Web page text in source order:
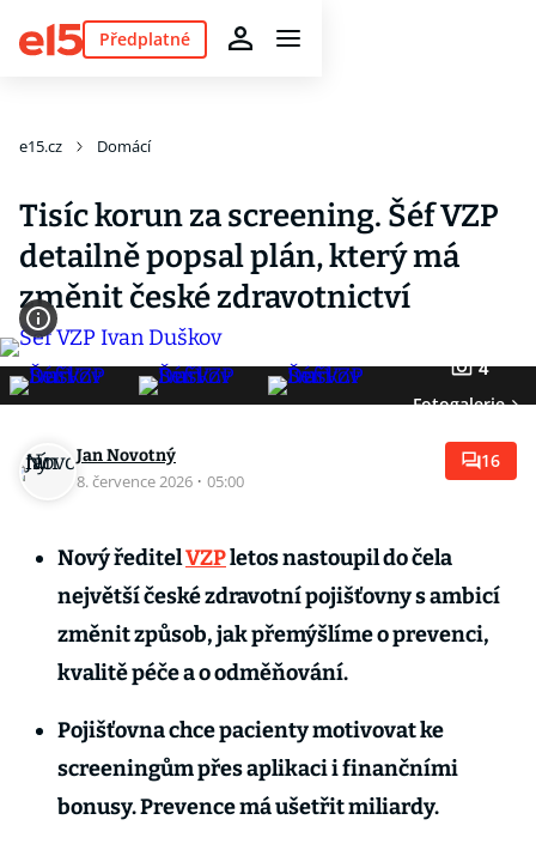
Předplatné
e15.cz Domácí
Tisíc korun za screening. Šéf VZP
detailně popsal plán, který má
změnit české zdravotnictví
4
Fotogalerie
Jan Novotný
8. července 2026 · 05:00
16
Nový ředitelVZPletos nastoupil do čela
největší české zdravotní pojišťovny s ambicí
změnit způsob, jak přemýšlíme o prevenci,
kvalitě péče a o odměňování.
Pojišťovna chce pacienty motivovat ke
screeningům přes aplikaci i finančními
bonusy. Prevence má ušetřit miliardy.